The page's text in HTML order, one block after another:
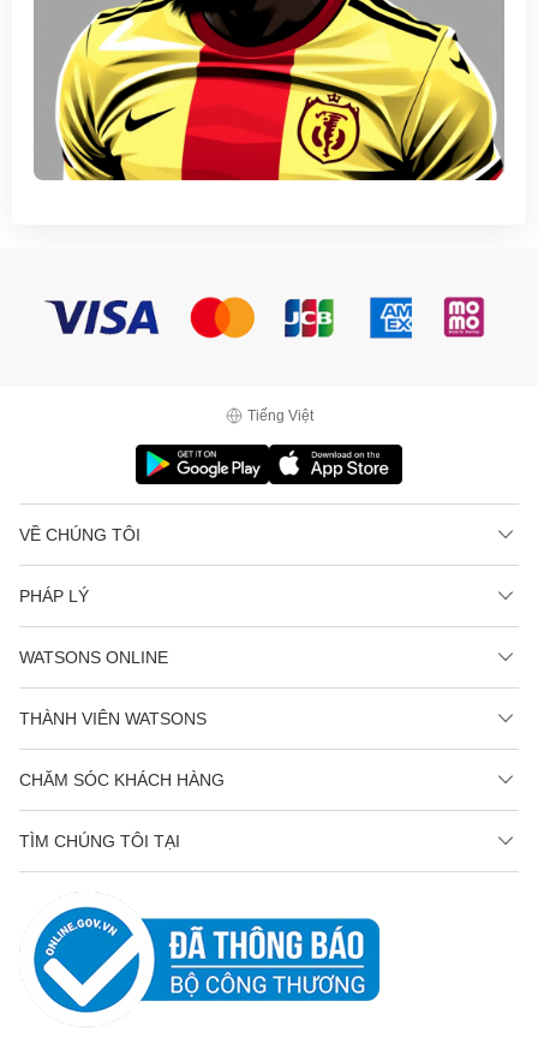
Tiếng Việt
VỀ CHÚNG TÔI
PHÁP LÝ
WATSONS ONLINE
THÀNH VIÊN WATSONS
CHĂM SÓC KHÁCH HÀNG
TÌM CHÚNG TÔI TẠI